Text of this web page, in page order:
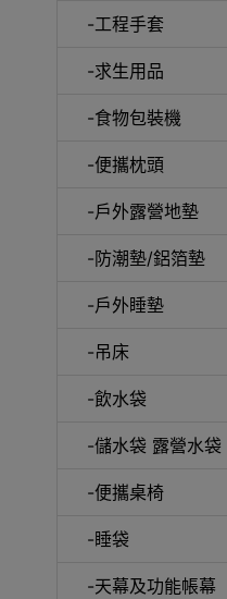
-工程手套
-求生用品
-食物包裝機
-便攜枕頭
-戶外露營地墊
-防潮墊/鋁箔墊
-戶外睡墊
-吊床
-飲水袋
-儲水袋 露營水袋
-便攜桌椅
-睡袋
-天幕及功能帳幕